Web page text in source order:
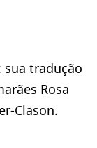
sua tradução
Rosa
Clason.